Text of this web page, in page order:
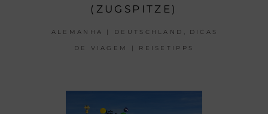
(ZUGSPITZE)
ALEMANHA | DEUTSCHLAND DICAS
DE VIAGEM | REISETIPPS